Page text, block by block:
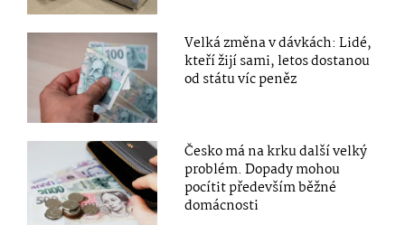
Velká změna v dávkách: Lidé,
kteří žijí sami, letos dostanou
od státu víc peněz
Česko má na krku další velký
problém. Dopady mohou
pocítit především běžné
domácnosti